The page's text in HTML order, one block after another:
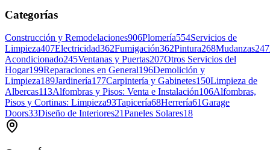
Categorías
Construcción y Remodelaciones906Plomería554Servicios de
Limpieza407Electricidad362Fumigación362Pintura268Mudanzas247
Acondicionado245Ventanas y Puertas207Otros Servicios del
Hogar199Reparaciones en General196Demolición y
Limpieza189Jardinería177Carpintería y Gabinetes150Limpieza de
Albercas113Alfombras y Pisos: Venta e Instalación106Alfombras,
Pisos y Cortinas: Limpieza93Tapicería68Herrería61Garage
Doors33Diseño de Interiores21Paneles Solares18